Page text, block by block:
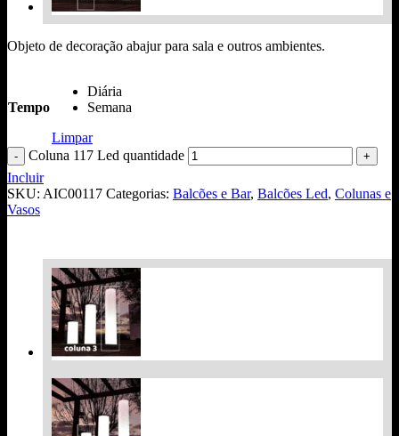
Objeto de decoração abajur para sala e outros ambientes.
Tempo
Diária
Semana
Limpar
Coluna 117 Led quantidade
Incluir
SKU: AIC00117 Categorias: Balcões e Bar, Balcões Led, Colunas e
Vasos